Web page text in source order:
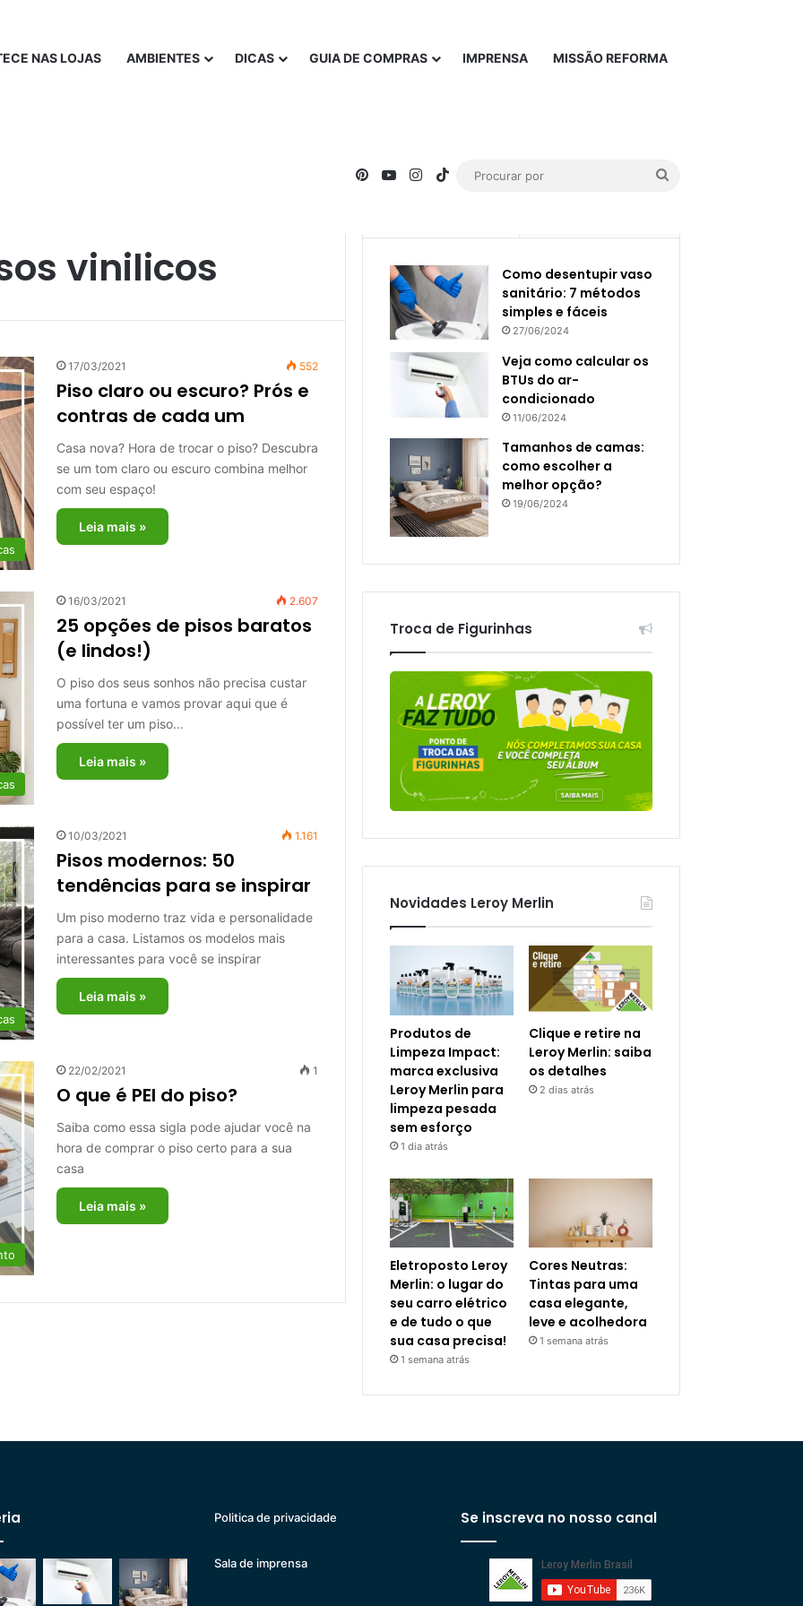
NAS LOJAS AMBIENTES DICAS GUIA DE COMPRAS IMPRENSA MISSÃO REFORMA
PinterestYouTubeInstagram
TikTok
vinilicos
17/03/2021 552
Piso claro ou escuro? Prós e
contras de cada um
Casa nova? Hora de trocar o piso? Descubra
se um tom claro ou escuro combina melhor
com seu espaço!
Leia mais »
16/03/2021 2.607
25 opções de pisos baratos
(e lindos!)
O piso dos seus sonhos não precisa custar
uma fortuna e vamos provar aqui que é
possível ter um piso…
Leia mais »
10/03/2021 1.161
Pisos modernos: 50
tendências para se inspirar
Um piso moderno traz vida e personalidade
para a casa. Listamos os modelos mais
interessantes para você se inspirar
Leia mais »
22/02/2021 1
O que é PEI do piso?
Saiba como essa sigla pode ajudar você na
hora de comprar o piso certo para a sua
casa
Leia mais »
Como desentupir vaso
sanitário: 7 métodos
simples e fáceis
27/06/2024
Veja como calcular os
BTUs do ar-
condicionado
11/06/2024
Tamanhos de camas:
como escolher a
melhor opção?
19/06/2024
Troca de Figurinhas
Novidades Leroy Merlin
Produtos de
Limpeza Impact:
marca exclusiva
Leroy Merlin para
limpeza pesada
sem esforço
1 dia atrás
Clique e retire na
Leroy Merlin: saiba
os detalhes
2 dias atrás
Eletroposto Leroy
Merlin: o lugar do
seu carro elétrico
e de tudo o que
sua casa precisa!
1 semana atrás
Cores Neutras:
Tintas para uma
casa elegante,
leve e acolhedora
1 semana atrás
Politica de privacidade
Sala de imprensa
Se inscreva no nosso canal